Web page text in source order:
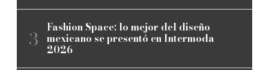
Fashion Space: lo mejor del diseño
mexicano se presentó en Intermoda
2026